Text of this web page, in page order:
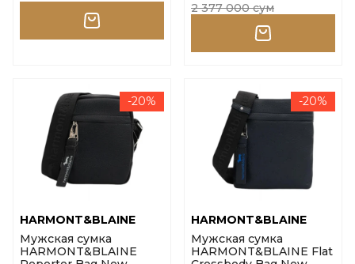
2 377 000 сум
-20%
HARMONT&BLAINE
Мужская сумка
HARMONT&BLAINE
-20%
HARMONT&BLAINE
Мужская сумка
HARMONT&BLAINE Flat